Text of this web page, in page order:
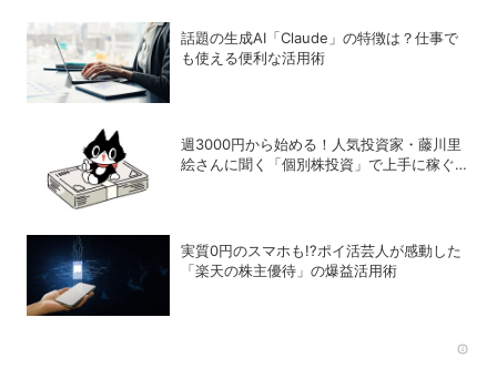
話題の生成AI「Claude」の特徴は？仕事で
も使える便利な活用術
週3000円から始める！人気投資家・藤川里
絵さんに聞く「個別株投資」で上手に稼ぐヒ
実質0円のスマホも!?ポイ活芸人が感動した
「楽天の株主優待」の爆益活用術